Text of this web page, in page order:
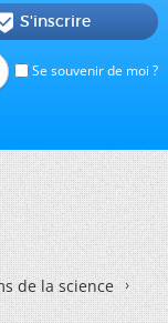
Se souvenir de moi ?
S'inscrire
de la science